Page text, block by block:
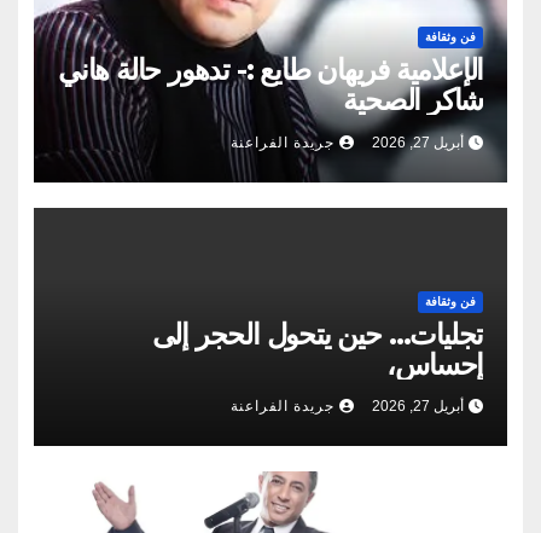
فن وثقافة
الإعلامية فريهان طايع :- تدهور حالة هاني
شاكر الصحية
أبريل 27, 2026 جريدة الفراعنة
فن وثقافة
تجليات… حين يتحول الحجر إلى
إحساس،
أبريل 27, 2026 جريدة الفراعنة